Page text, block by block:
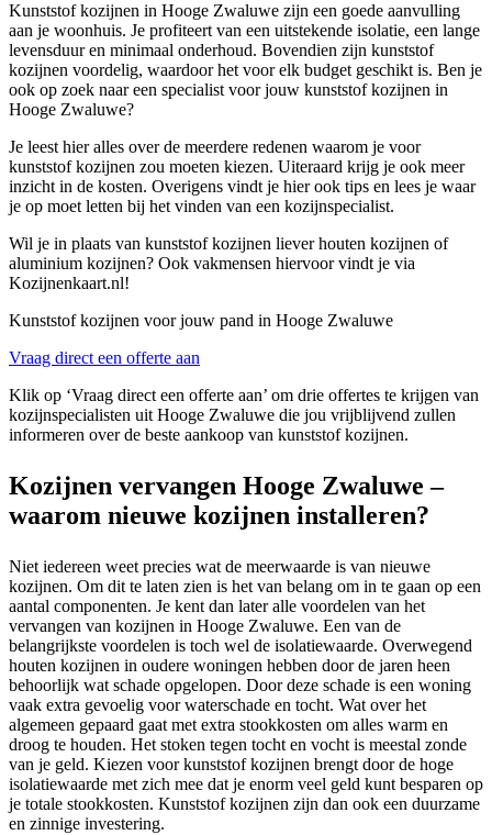
Kunststof kozijnen in Hooge Zwaluwe zijn een goede aanvulling
aan je woonhuis. Je profiteert van een uitstekende isolatie, een lange
levensduur en minimaal onderhoud. Bovendien zijn kunststof
kozijnen voordelig, waardoor het voor elk budget geschikt is. Ben je
ook op zoek naar een specialist voor jouw kunststof kozijnen in
Hooge Zwaluwe?
Je leest hier alles over de meerdere redenen waarom je voor
kunststof kozijnen zou moeten kiezen. Uiteraard krijg je ook meer
inzicht in de kosten. Overigens vindt je hier ook tips en lees je waar
je op moet letten bij het vinden van een kozijnspecialist.
Wil je in plaats van kunststof kozijnen liever houten kozijnen of
aluminium kozijnen? Ook vakmensen hiervoor vindt je via
Kozijnenkaart.nl!
Kunststof kozijnen voor jouw pand in Hooge Zwaluwe
Vraag direct een offerte aan
Klik op ‘Vraag direct een offerte aan’ om drie offertes te krijgen van
kozijnspecialisten uit Hooge Zwaluwe die jou vrijblijvend zullen
informeren over de beste aankoop van kunststof kozijnen.
Kozijnen vervangen Hooge Zwaluwe –
waarom nieuwe kozijnen installeren?
Niet iedereen weet precies wat de meerwaarde is van nieuwe
kozijnen. Om dit te laten zien is het van belang om in te gaan op een
aantal componenten. Je kent dan later alle voordelen van het
vervangen van kozijnen in Hooge Zwaluwe. Een van de
belangrijkste voordelen is toch wel de isolatiewaarde. Overwegend
houten kozijnen in oudere woningen hebben door de jaren heen
behoorlijk wat schade opgelopen. Door deze schade is een woning
vaak extra gevoelig voor waterschade en tocht. Wat over het
algemeen gepaard gaat met extra stookkosten om alles warm en
droog te houden. Het stoken tegen tocht en vocht is meestal zonde
van je geld. Kiezen voor kunststof kozijnen brengt door de hoge
isolatiewaarde met zich mee dat je enorm veel geld kunt besparen op
je totale stookkosten. Kunststof kozijnen zijn dan ook een duurzame
en zinnige investering.